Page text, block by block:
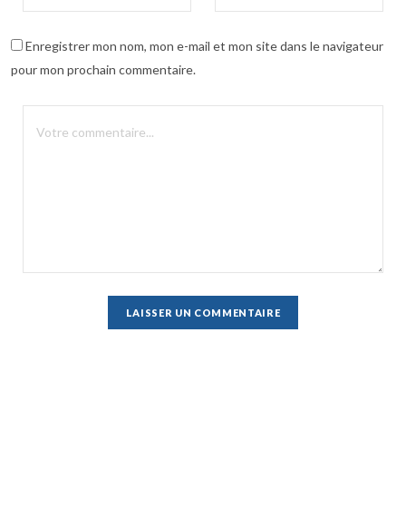
Enregistrer mon nom, mon e-mail et mon site dans le navigateur
pour mon prochain commentaire.